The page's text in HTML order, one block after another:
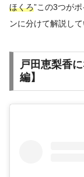
ほくろ”この3つが
ンに分けて解説して
戸田恵梨香
編】